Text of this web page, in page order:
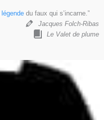
légende du faux qui s’incarne.”
Jacques Folch-Ribas
Le Valet de plume